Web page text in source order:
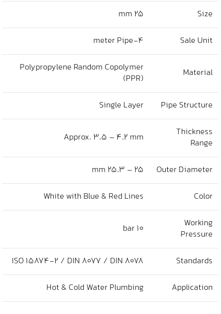
Size
25 mm
Sale Unit
4-meter Pipe
Material
Polypropylene Random Copolymer
(PPR)
Pipe Structure
Single Layer
Thickness
Range
Approx. 3.5 – 4.2 mm
Outer Diameter
25 – 25.3 mm
Color
White with Blue & Red Lines
Working
Pressure
10 bar
Standards
ISO 15874-2 / DIN 8077 / DIN 8078
Application
Hot & Cold Water Plumbing